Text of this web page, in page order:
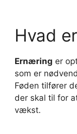
Hvad
Ernæring er
som er
Føden tilfører
der skal til for
vækst.